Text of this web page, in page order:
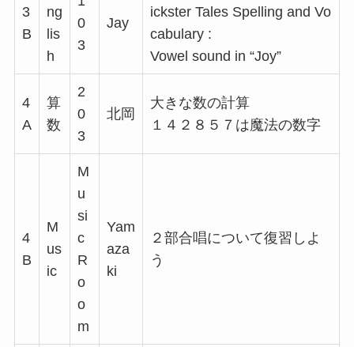
3
B
ng
lis
h
0
3
Jay
ickster Tales Spelling and Vo
cabulary :
Vowel sound in “Joy”
4
A
算
数
2
0
3
北岡
大きな数の計算
１４２８５７は魔法の数字
4
B
M
us
ic
M
u
si
c
R
o
o
m
Yam
aza
ki
２部合唱について復習しよ
う